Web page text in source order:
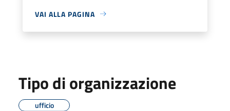
VAI ALLA PAGINA
Tipo di organizzazione
ufficio